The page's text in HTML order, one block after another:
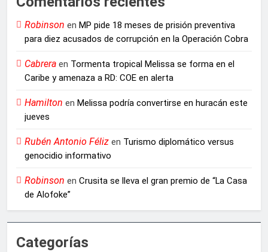
Robinson en MP pide 18 meses de prisión preventiva
para diez acusados de corrupción en la Operación Cobra
Cabrera en Tormenta tropical Melissa se forma en el
Caribe y amenaza a RD: COE en alerta
Hamilton en Melissa podría convertirse en huracán este
jueves
Rubén Antonio Féliz en Turismo diplomático versus
genocidio informativo
Robinson en Crusita se lleva el gran premio de “La Casa
de Alofoke”
Categorías